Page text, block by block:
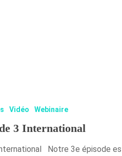
Vidéo Webinaire
3 International
Notre 3e épisode